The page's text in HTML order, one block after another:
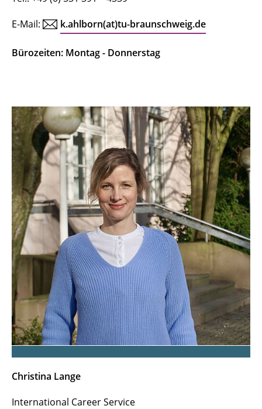
E-Mail:
k.ahlborn(at)tu-braunschweig.de
Bürozeiten: Montag - Donnerstag
Christina Lange
International Career Service